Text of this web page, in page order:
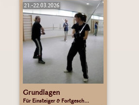
21.-22.03.2026
Grundlagen
Für Einsteiger & Fortgesch...